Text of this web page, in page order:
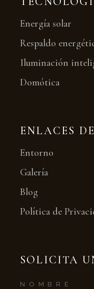
Energía solar
Respaldo
Iluminación
Domótica
ENLACES
Entorno
Galería
Blog
Política de
SOLICITA